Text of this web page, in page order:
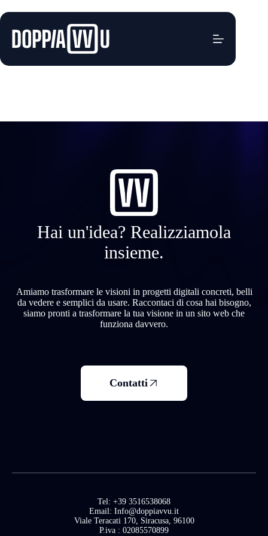
al
Anna Comizzoli
Hai un'idea? Realizziamola
insieme.
Amiamo trasformare le visioni in progetti digitali concreti, belli
da vedere e semplici da usare. Raccontaci di cosa hai bisogno,
siamo pronti a trasformare la tua visione in un sito web che
funziona davvero.
Contatti
Tel: +39 3516538068
Email: Info@doppiavvu.it
Viale Teracati 170, Siracusa, 96100
P.iva : 02085570899